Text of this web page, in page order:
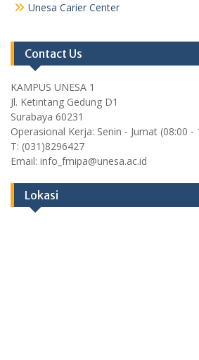
Unesa Carier Center
Contact Us
KAMPUS UNESA 1
Jl. Ketintang Gedung D1
Surabaya 60231
Operasional Kerja: Senin - Jumat (08:00 -
T: (031)8296427
Email: info_fmipa@unesa.ac.id
Lokasi